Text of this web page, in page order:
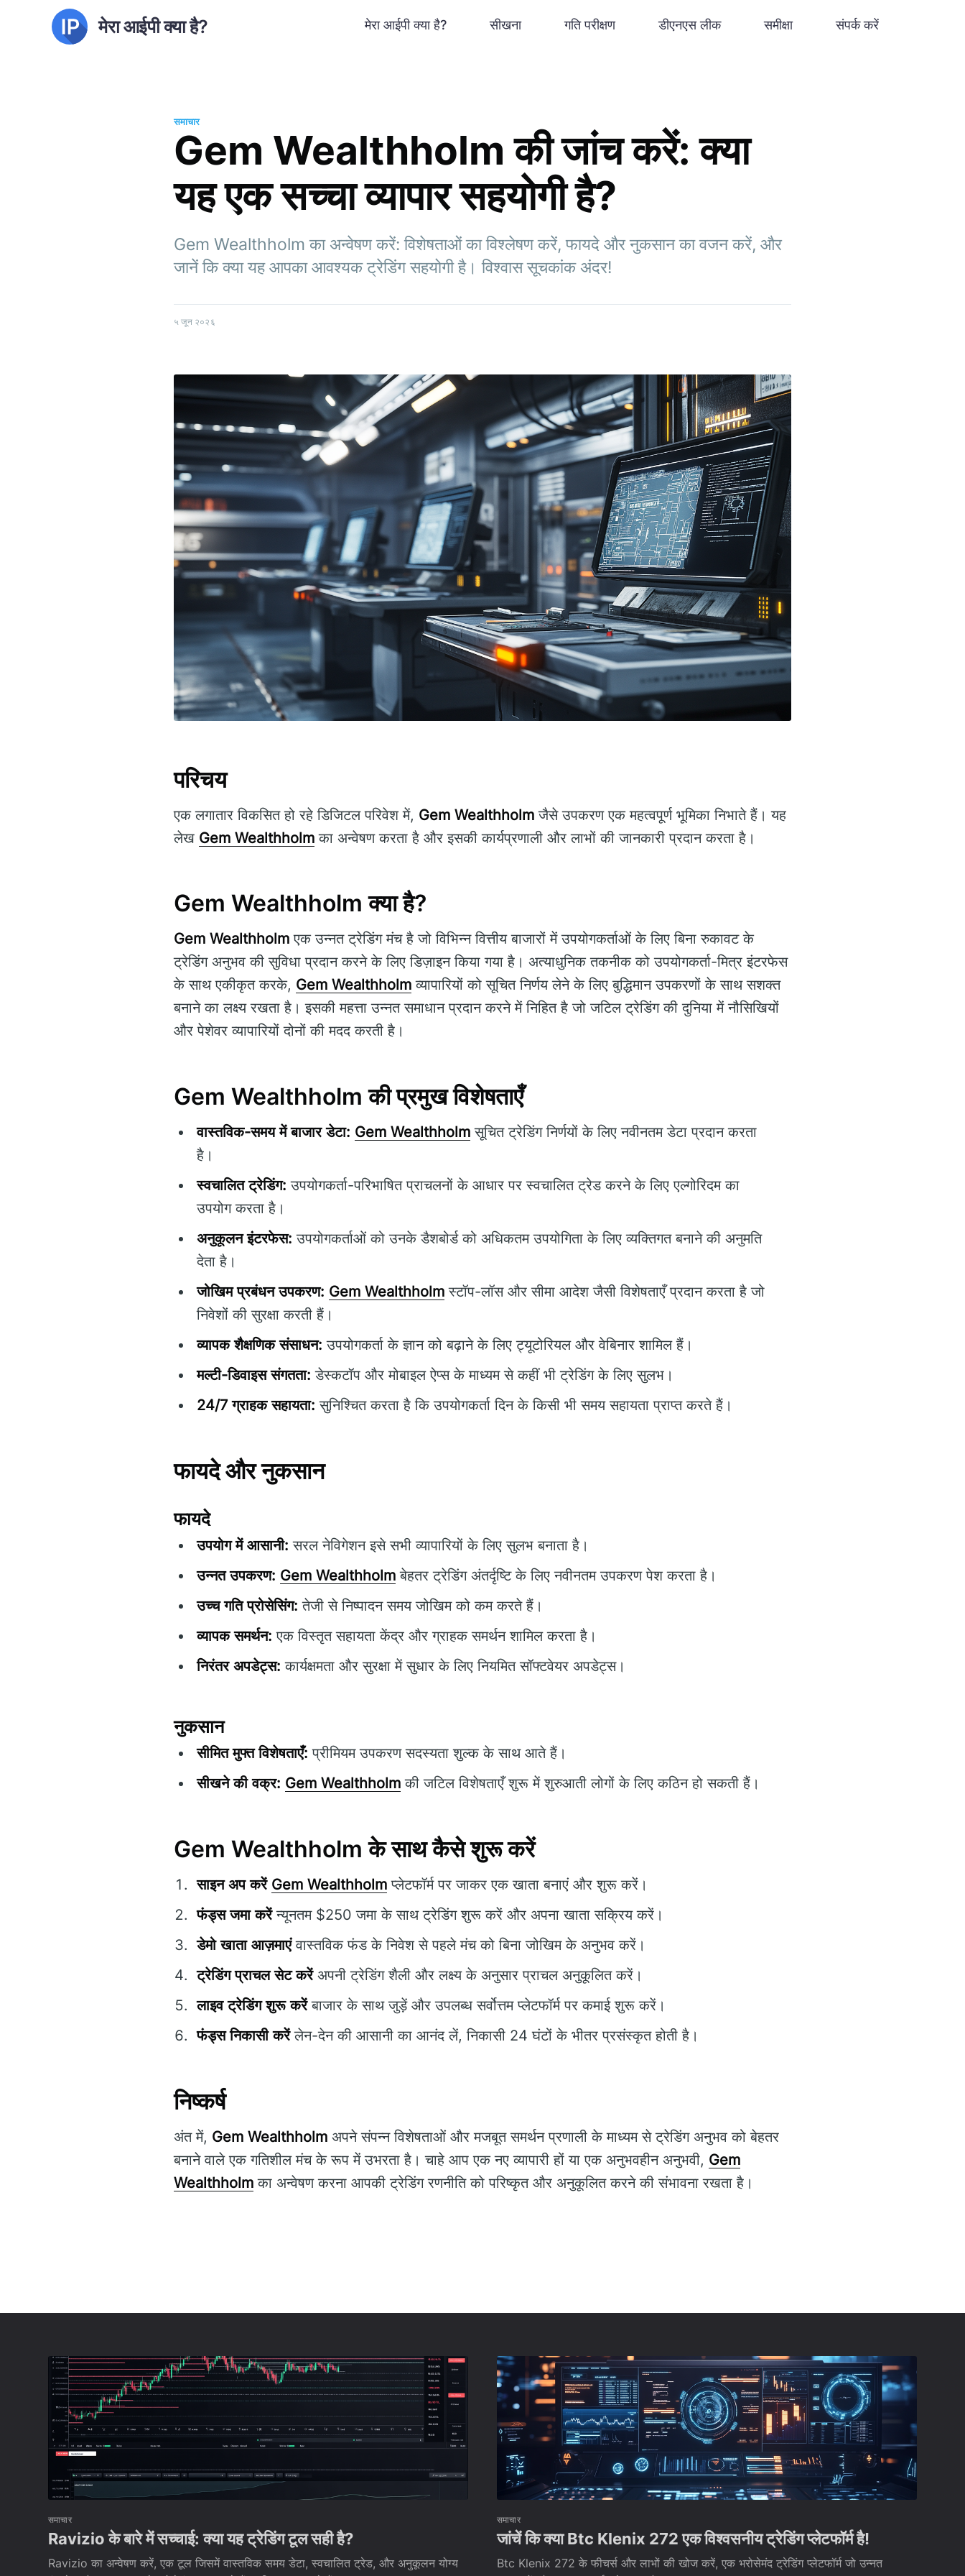
मेरा आईपी क्या है? मेरा आईपी क्या है? सीखना गति परीक्षण डीएनएस लीक समीक्षा संपर्क करें
समाचार
Gem Wealthholm की जांच करें: क्या
यह एक सच्चा व्यापार सहयोगी है?
Gem Wealthholm का अन्वेषण करें: विशेषताओं का विश्लेषण करें, फायदे और नुकसान का वजन करें, और
जानें कि क्या यह आपका आवश्यक ट्रेडिंग सहयोगी है। विश्वास सूचकांक अंदर!
५ जून २०२६
परिचय
एक लगातार विकसित हो रहे डिजिटल परिवेश में, Gem Wealthholm जैसे उपकरण एक महत्वपूर्ण भूमिका निभाते हैं। यह
लेख Gem Wealthholm का अन्वेषण करता है और इसकी कार्यप्रणाली और लाभों की जानकारी प्रदान करता है।
Gem Wealthholm क्या है?
Gem Wealthholm एक उन्नत ट्रेडिंग मंच है जो विभिन्न वित्तीय बाजारों में उपयोगकर्ताओं के लिए बिना रुकावट के
ट्रेडिंग अनुभव की सुविधा प्रदान करने के लिए डिज़ाइन किया गया है। अत्याधुनिक तकनीक को उपयोगकर्ता-मित्र इंटरफेस
के साथ एकीकृत करके, Gem Wealthholm व्यापारियों को सूचित निर्णय लेने के लिए बुद्धिमान उपकरणों के साथ सशक्त
बनाने का लक्ष्य रखता है। इसकी महत्ता उन्नत समाधान प्रदान करने में निहित है जो जटिल ट्रेडिंग की दुनिया में नौसिखियों
और पेशेवर व्यापारियों दोनों की मदद करती है।
Gem Wealthholm की प्रमुख विशेषताएँ
वास्तविक-समय में बाजार डेटा: Gem Wealthholm सूचित ट्रेडिंग निर्णयों के लिए नवीनतम डेटा प्रदान करता
है।
स्वचालित ट्रेडिंग: उपयोगकर्ता-परिभाषित प्राचलनों के आधार पर स्वचालित ट्रेड करने के लिए एल्गोरिदम का
उपयोग करता है।
अनुकूलन इंटरफेस: उपयोगकर्ताओं को उनके डैशबोर्ड को अधिकतम उपयोगिता के लिए व्यक्तिगत बनाने की अनुमति
देता है।
जोखिम प्रबंधन उपकरण: Gem Wealthholm स्टॉप-लॉस और सीमा आदेश जैसी विशेषताएँ प्रदान करता है जो
निवेशों की सुरक्षा करती हैं।
व्यापक शैक्षणिक संसाधन: उपयोगकर्ता के ज्ञान को बढ़ाने के लिए ट्यूटोरियल और वेबिनार शामिल हैं।
मल्टी-डिवाइस संगतता: डेस्कटॉप और मोबाइल ऐप्स के माध्यम से कहीं भी ट्रेडिंग के लिए सुलभ।
24/7 ग्राहक सहायता: सुनिश्चित करता है कि उपयोगकर्ता दिन के किसी भी समय सहायता प्राप्त करते हैं।
फायदे और नुकसान
फायदे
उपयोग में आसानी: सरल नेविगेशन इसे सभी व्यापारियों के लिए सुलभ बनाता है।
उन्नत उपकरण: Gem Wealthholm बेहतर ट्रेडिंग अंतर्दृष्टि के लिए नवीनतम उपकरण पेश करता है।
उच्च गति प्रोसेसिंग: तेजी से निष्पादन समय जोखिम को कम करते हैं।
व्यापक समर्थन: एक विस्तृत सहायता केंद्र और ग्राहक समर्थन शामिल करता है।
निरंतर अपडेट्स: कार्यक्षमता और सुरक्षा में सुधार के लिए नियमित सॉफ्टवेयर अपडेट्स।
नुकसान
सीमित मुफ्त विशेषताएँ: प्रीमियम उपकरण सदस्यता शुल्क के साथ आते हैं।
सीखने की वक्र: Gem Wealthholm की जटिल विशेषताएँ शुरू में शुरुआती लोगों के लिए कठिन हो सकती हैं।
Gem Wealthholm के साथ कैसे शुरू करें
साइन अप करें Gem Wealthholm प्लेटफॉर्म पर जाकर एक खाता बनाएं और शुरू करें।
फंड्स जमा करेंन्यूनतम $250 जमा के साथ ट्रेडिंग शुरू करें और अपना खाता सक्रिय करें।
डेमो खाता आज़माएंवास्तविक फंड के निवेश से पहले मंच को बिना जोखिम के अनुभव करें।
ट्रेडिंग प्राचल सेट करेंअपनी ट्रेडिंग शैली और लक्ष्य के अनुसार प्राचल अनुकूलित करें।
लाइव ट्रेडिंग शुरू करेंबाजार के साथ जुड़ें और उपलब्ध सर्वोत्तम प्लेटफॉर्म पर कमाई शुरू करें।
फंड्स निकासी करेंलेन-देन की आसानी का आनंद लें, निकासी 24 घंटों के भीतर प्रसंस्कृत होती है।
निष्कर्ष
अंत में, Gem Wealthholm अपने संपन्न विशेषताओं और मजबूत समर्थन प्रणाली के माध्यम से ट्रेडिंग अनुभव को बेहतर
बनाने वाले एक गतिशील मंच के रूप में उभरता है। चाहे आप एक नए व्यापारी हों या एक अनुभवहीन अनुभवी, Gem
Wealthholm का अन्वेषण करना आपकी ट्रेडिंग रणनीति को परिष्कृत और अनुकूलित करने की संभावना रखता है।
समाचार
Ravizio के बारे में सच्चाई: क्या यह ट्रेडिंग टूल सही है?
Ravizio का अन्वेषण करें, एक टूल जिसमें वास्तविक समय डेटा, स्वचालित ट्रेड, और अनुकूलन योग्य
समाचार
जांचें कि क्या Btc Klenix 272 एक विश्वसनीय ट्रेडिंग प्लेटफॉर्म है!
Btc Klenix 272 के फीचर्स और लाभों की खोज करें, एक भरोसेमंद ट्रेडिंग प्लेटफॉर्म जो उन्नत